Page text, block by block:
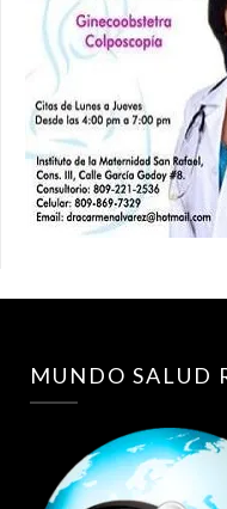
MUNDO SALUD